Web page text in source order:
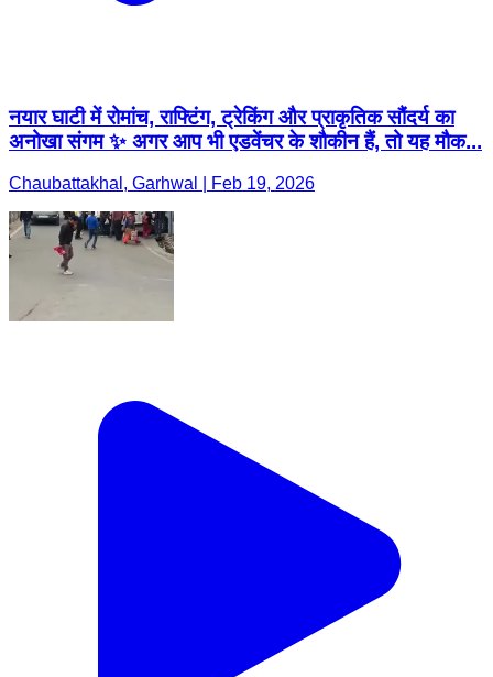
नयार घाटी में रोमांच, राफ्टिंग, ट्रेकिंग और प्राकृतिक सौंदर्य का
अनोखा संगम ✨ अगर आप भी एडवेंचर के शौकीन हैं, तो यह मौक...
Chaubattakhal, Garhwal | Feb 19, 2026